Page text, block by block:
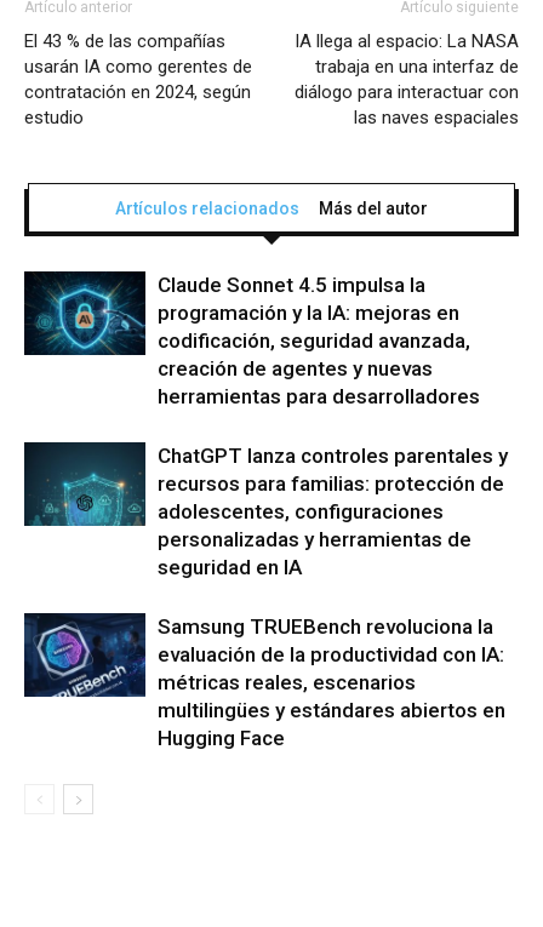
Artículo anterior
El 43 % de las compañías
usarán IA como gerentes de
contratación en 2024, según
estudio
Artículo siguiente
IA llega al espacio: La NASA
trabaja en una interfaz de
diálogo para interactuar con
las naves espaciales
Artículos relacionados Más del autor
Claude Sonnet 4.5 impulsa la
programación y la IA: mejoras en
codificación, seguridad avanzada,
creación de agentes y nuevas
herramientas para desarrolladores
ChatGPT lanza controles parentales y
recursos para familias: protección de
adolescentes, configuraciones
personalizadas y herramientas de
seguridad en IA
Samsung TRUEBench revoluciona la
evaluación de la productividad con IA:
métricas reales, escenarios
multilingües y estándares abiertos en
Hugging Face